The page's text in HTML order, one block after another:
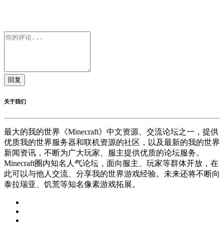
回复
关于我们
最大的我的世界《Minecraft》中文资源、交流论坛之一，提供
优质我的世界服务器和联机资源的社区，以及最新的我的世界
新闻资讯，不断为广大玩家、服主提供优质的论坛服务。
Minecraft圈内知名人气论坛，面向服主、玩家等群体开放，在
此可以与他人交流、分享我的世界游戏经验。未来还将不断向
泰拉瑞亚、饥荒等知名像素游戏拓展。